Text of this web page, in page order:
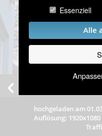
Essenziell
Alle
hochgeladen am
Auflösung: